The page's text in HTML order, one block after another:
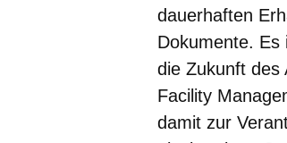
dauerhaften
Dokumente. Es
die Zukunft des
Facility
damit zur